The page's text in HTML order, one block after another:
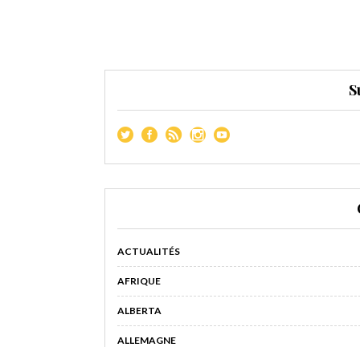
ACTUALITÉS
AFRIQUE
ALBERTA
ALLEMAGNE